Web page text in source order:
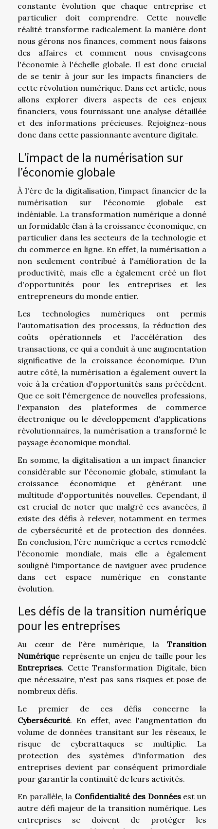
constante évolution que chaque entreprise et
particulier doit comprendre. Cette nouvelle
réalité transforme radicalement la manière dont
nous gérons nos finances, comment nous faisons
des affaires et comment nous envisageons
l'économie à l'échelle globale. Il est donc crucial
de se tenir à jour sur les impacts financiers de
cette révolution numérique. Dans cet article, nous
allons explorer divers aspects de ces enjeux
financiers, vous fournissant une analyse détaillée
et des informations précieuses. Rejoignez-nous
donc dans cette passionnante aventure digitale.
L'impact de la numérisation sur
l'économie globale
À l'ère de la digitalisation, l'impact financier de la
numérisation sur l'économie globale est
indéniable. La transformation numérique a donné
un formidable élan à la croissance économique, en
particulier dans les secteurs de la technologie et
du commerce en ligne. En effet, la numérisation a
non seulement contribué à l'amélioration de la
productivité, mais elle a également créé un flot
d'opportunités pour les entreprises et les
entrepreneurs du monde entier.
Les technologies numériques ont permis
l'automatisation des processus, la réduction des
coûts opérationnels et l'accélération des
transactions, ce qui a conduit à une augmentation
significative de la croissance économique. D'un
autre côté, la numérisation a également ouvert la
voie à la création d'opportunités sans précédent.
Que ce soit l'émergence de nouvelles professions,
l'expansion des plateformes de commerce
électronique ou le développement d'applications
révolutionnaires, la numérisation a transformé le
paysage économique mondial.
En somme, la digitalisation a un impact financier
considérable sur l'économie globale, stimulant la
croissance économique et générant une
multitude d'opportunités nouvelles. Cependant, il
est crucial de noter que malgré ces avancées, il
existe des défis à relever, notamment en termes
de cybersécurité et de protection des données.
En conclusion, l'ère numérique a certes remodelé
l'économie mondiale, mais elle a également
souligné l'importance de naviguer avec prudence
dans cet espace numérique en constante
évolution.
Les défis de la transition numérique
pour les entreprises
Au cœur de l'ère numérique, la Transition
Numériquereprésente un enjeu de taille pour les
Entreprises. Cette Transformation Digitale, bien
que nécessaire, n'est pas sans risques et pose de
nombreux défis.
Le premier de ces défis concerne la
Cybersécurité. En effet, avec l'augmentation du
volume de données transitant sur les réseaux, le
risque de cyberattaques se multiplie. La
protection des systèmes d'information des
entreprises devient par conséquent primordiale
pour garantir la continuité de leurs activités.
En parallèle, la Confidentialité des Donnéesest un
autre défi majeur de la transition numérique. Les
entreprises se doivent de protéger les